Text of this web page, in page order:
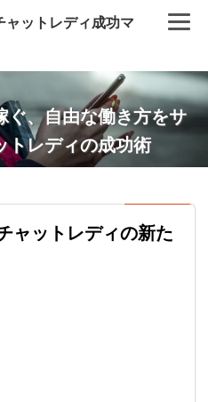
ャットレディ成功マ
ぐ、自由な働き方をサ
トレディの成功術
ャットレディの新た